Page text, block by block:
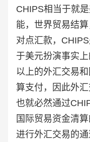
CHIPS相当于就
能，世界贸易结
对点汇款，
于美元扮演事实
以上的外汇交易
算支付，因此外汇
也就必然通过
国际贸易资金清
进行外汇交易的